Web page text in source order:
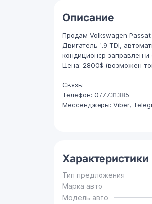
Описание
Продам Volkswagen Passat
Двигатель 1.9 TDI,
кондиционер заправлен и
Цена: 2800$ (возможен
Связь:
Телефон: 077731385
Мессенджеры: Viber,
Характеристики
Тип предложения
Марка авто
Модель авто